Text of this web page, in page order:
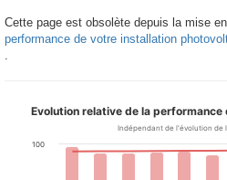
Cette page est obsolète depuis la mise
performance de votre installation
Evolution relative de la
Indépendant de l'évolution de
100